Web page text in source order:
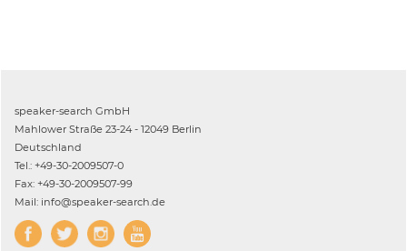
speaker-search GmbH
Mahlower Straße 23-24 - 12049 Berlin
Deutschland
Tel.: +49-30-2009507-0
Fax: +49-30-2009507-99
Mail: info@speaker-search.de